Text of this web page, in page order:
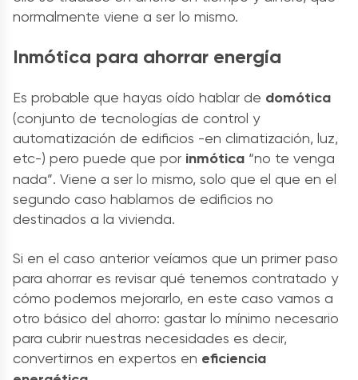
normalmente viene a ser lo mismo.
Inmótica para ahorrar energía
Es probable que hayas oído hablar de domótica
(conjunto de tecnologías de control y
automatización de edificios -en climatización, luz,
etc-) pero puede que por inmótica “no te venga
nada”. Viene a ser lo mismo, solo que el que en el
segundo caso hablamos de edificios no
destinados a la vivienda.
Si en el caso anterior veíamos que un primer paso
para ahorrar es revisar qué tenemos contratado y
cómo podemos mejorarlo, en este caso vamos a
otro básico del ahorro: gastar lo mínimo necesario
para cubrir nuestras necesidades es decir,
convertirnos en expertos en eficiencia